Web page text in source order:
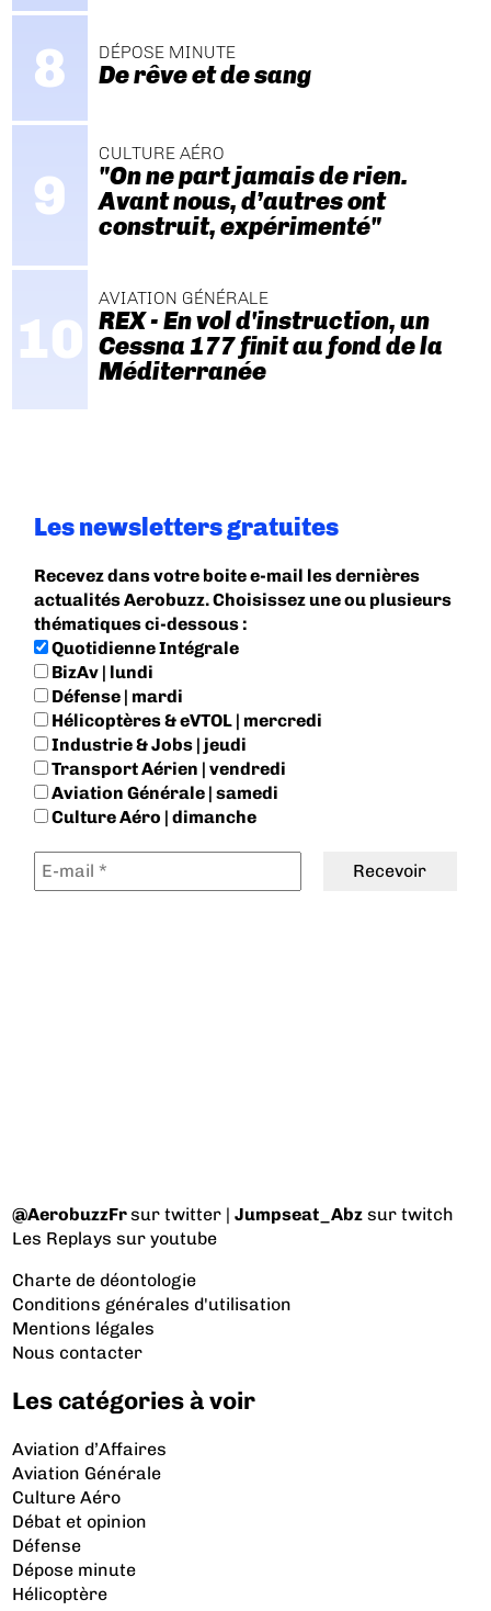
DÉPOSE MINUTE
De rêve et de sang
CULTURE AÉRO
"On ne part jamais de rien.
Avant nous, d’autres ont
construit, expérimenté"
AVIATION GÉNÉRALE
REX - En vol d'instruction, un
Cessna 177 finit au fond de la
Méditerranée
Les newsletters gratuites
Recevez dans votre boite e-mail les dernières
actualités Aerobuzz. Choisissez une ou plusieurs
thématiques ci-dessous :
Quotidienne Intégrale
BizAv | lundi
Défense | mardi
Hélicoptères & eVTOL | mercredi
Industrie & Jobs | jeudi
Transport Aérien | vendredi
Aviation Générale | samedi
Culture Aéro | dimanche
@AerobuzzFrsur twitter |Jumpseat_Abz sur twitch
Les Replays sur youtube
Charte de déontologie
Conditions générales d'utilisation
Mentions légales
Nous contacter
Les catégories à voir
Aviation d’Affaires
Aviation Générale
Culture Aéro
Débat et opinion
Défense
Dépose minute
Hélicoptère